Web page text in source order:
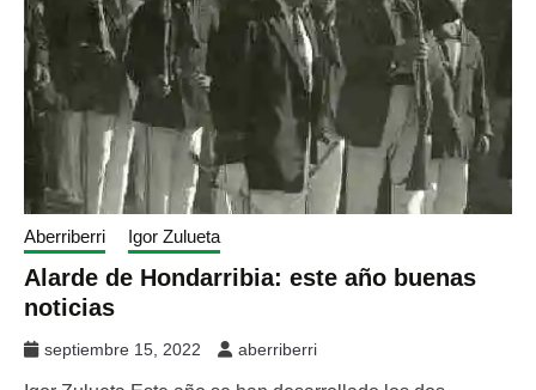
Aberriberri Igor Zulueta
Alarde de Hondarribia: este año buenas
noticias
septiembre 15, 2022 aberriberri